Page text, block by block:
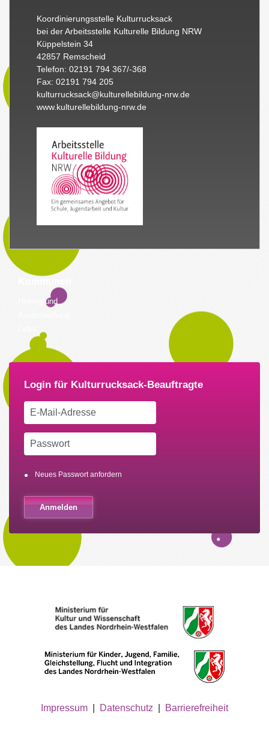
Koordinierungsstelle Kulturrucksack
bei der Arbeitsstelle Kulturelle Bildung NRW
Küppelstein 34
42857 Remscheid
Telefon: 02191 794 367/-368
Fax: 02191 794 205
kulturrucksack@kulturellebildung-nrw.de
www.kulturellebildung-nrw.de
Hintergrund
Neues Passwort anfordern
Impressum Datenschutz Barrierefreiheit